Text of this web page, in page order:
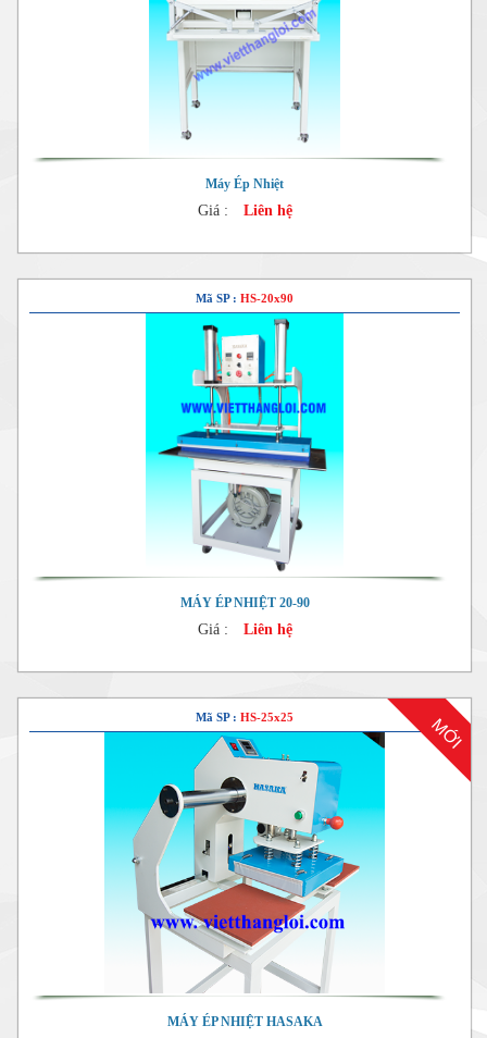
Máy Ép Nhiệt
Giá : Liên hệ
Mã SP : HS-20x90
MÁY ÉP NHIỆT 20-90
Giá : Liên hệ
Mã SP : HS-25x25 MỚI
MÁY ÉP NHIỆT HASAKA